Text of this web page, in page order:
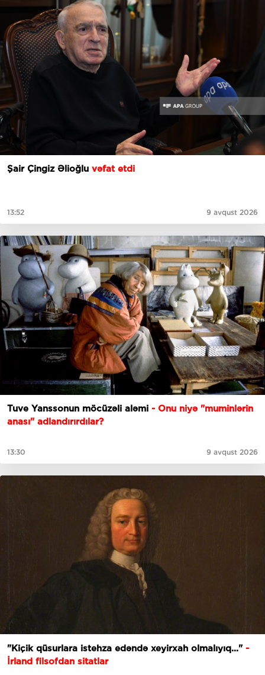
Şair Çingiz Əlioğlu vəfat etdi
13:52 9 avqust 2026
Tuve Yanssonun möcüzəli aləmi - Onu niyə "muminlərin
anası" adlandırırdılar?
13:30 9 avqust 2026
"Kiçik qüsurlara istehza edəndə xeyirxah olmalıyıq..."-
İrland filsofdan sitatlar